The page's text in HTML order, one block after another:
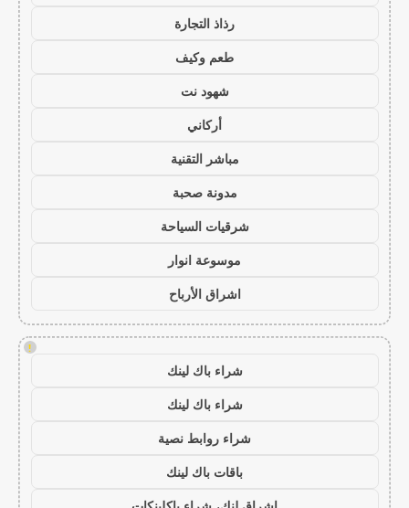
رذاذ التجارة
طعم وكيف
شهود نت
أركاني
مباشر التقنية
مدونة صحبة
شرقيات السياحة
موسوعة انوار
اشراق الأرباح
!
شراء باك لينك
شراء باك لينك
شراء روابط نصية
باقات باك لينك